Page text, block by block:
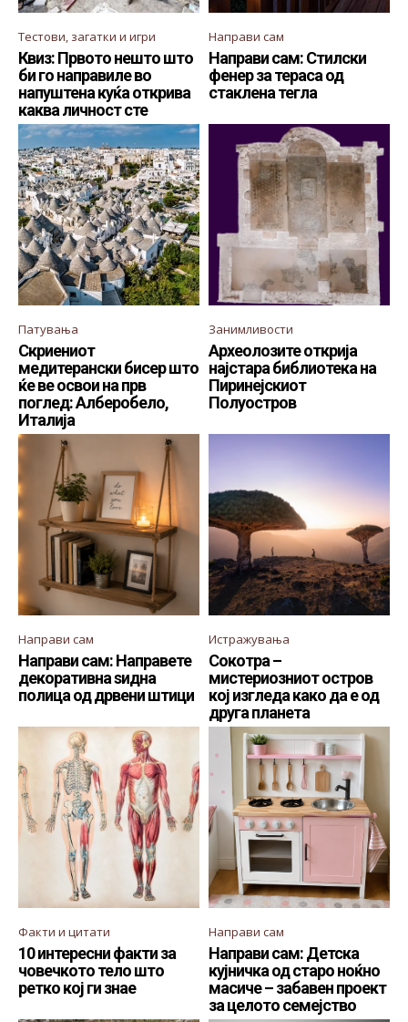
Тестови, загатки и игри
Квиз: Првото нешто што
би го направиле во
напуштена куќа открива
каква личност сте
Направи сам
Направи сам: Стилски
фенер за тераса од
стаклена тегла
Патувања
Скриениот
медитерански бисер што
ќе ве освои на прв
поглед: Алберобело,
Италија
Занимливости
Археолозите открија
најстара библиотека на
Пиринејскиот
Полуостров
Направи сам
Направи сам: Направете
декоративна ѕидна
полица од дрвени штици
Истражувања
Сокотра –
мистериозниот остров
кој изгледа како да е од
друга планета
Факти и цитати
10 интересни факти за
човечкото тело што
ретко кој ги знае
Направи сам
Направи сам: Детска
кујничка од старо ноќно
масиче – забавен проект
за целото семејство